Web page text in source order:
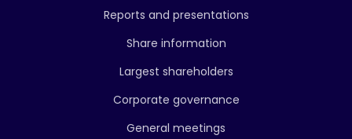
Reports and presentations
Share information
Largest shareholders
Corporate governance
General meetings